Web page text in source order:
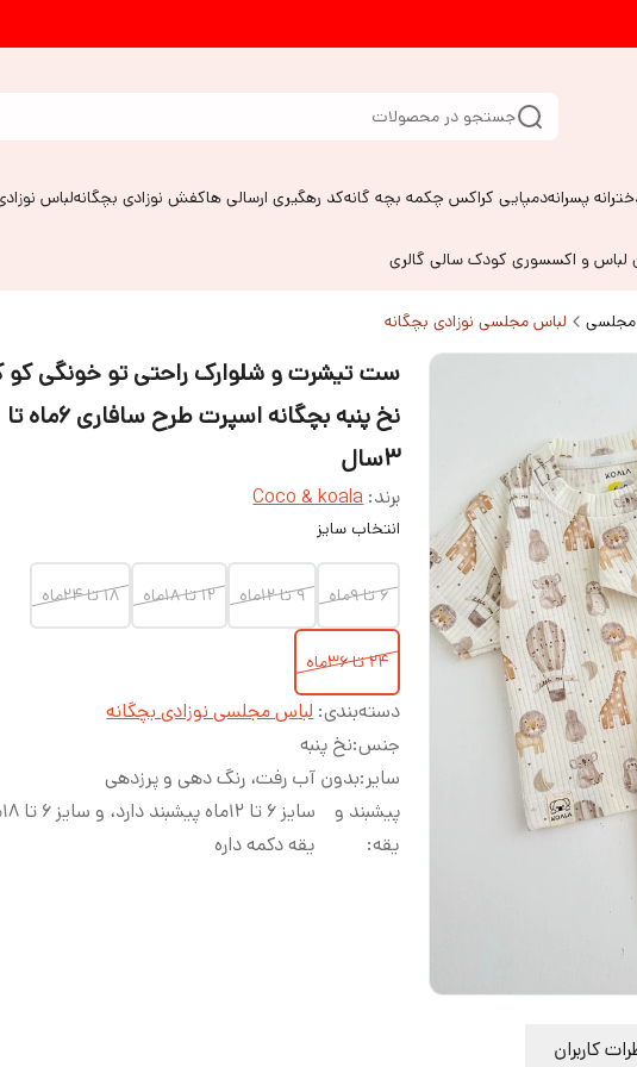
جستجو در محصولات
پسرانهدمپایی کراکس چکمه بچه گانهکد رهگیری ارسالی هاکفش نوزادی بچگانهلباس
لباس و اکسسوری کودک سالی گالری
مجلسی لباس مجلسی نوزادی بچگانه
ست تیشرت و شلوارک راحتی تو خونگی کو
نخ پنبه بچگانه اسپرت طرح سافاری ۶ماه تا
۳سال
برند: Coco & koala
انتخاب سایز
۶ تا ۹ماه ۹ تا ۱۲ماه ۱۲ تا ۱۸ماه ۱۸ تا ۲۴ماه
۲۴ تا ۳۶ماه
دسته‌بندی:لباس مجلسی نوزادی بچگانه
جنس:نخ پنبه
سایر:بدون آب رفت، رنگ دهی و پرزدهی
پیشبند و
یقه:
یقه دکمه داره
کاربران